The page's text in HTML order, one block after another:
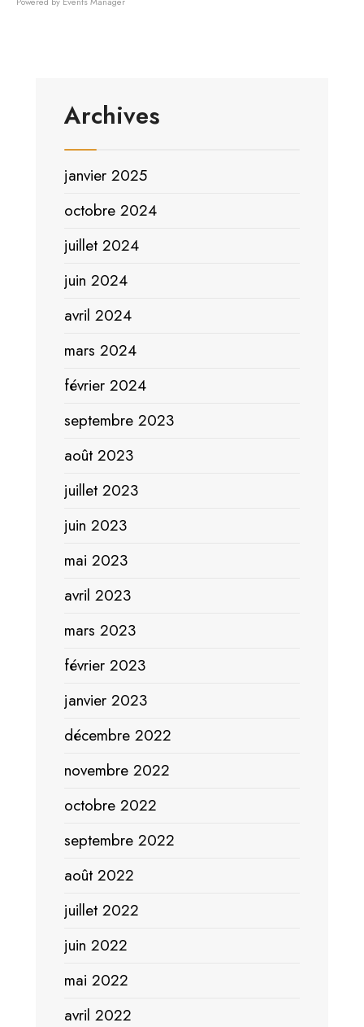
Archives
janvier 2025
octobre 2024
juillet 2024
juin 2024
avril 2024
mars 2024
février 2024
septembre 2023
août 2023
juillet 2023
juin 2023
mai 2023
avril 2023
mars 2023
février 2023
janvier 2023
décembre 2022
novembre 2022
octobre 2022
septembre 2022
août 2022
juillet 2022
juin 2022
mai 2022
avril 2022